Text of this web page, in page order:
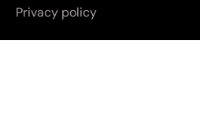
Privacy policy